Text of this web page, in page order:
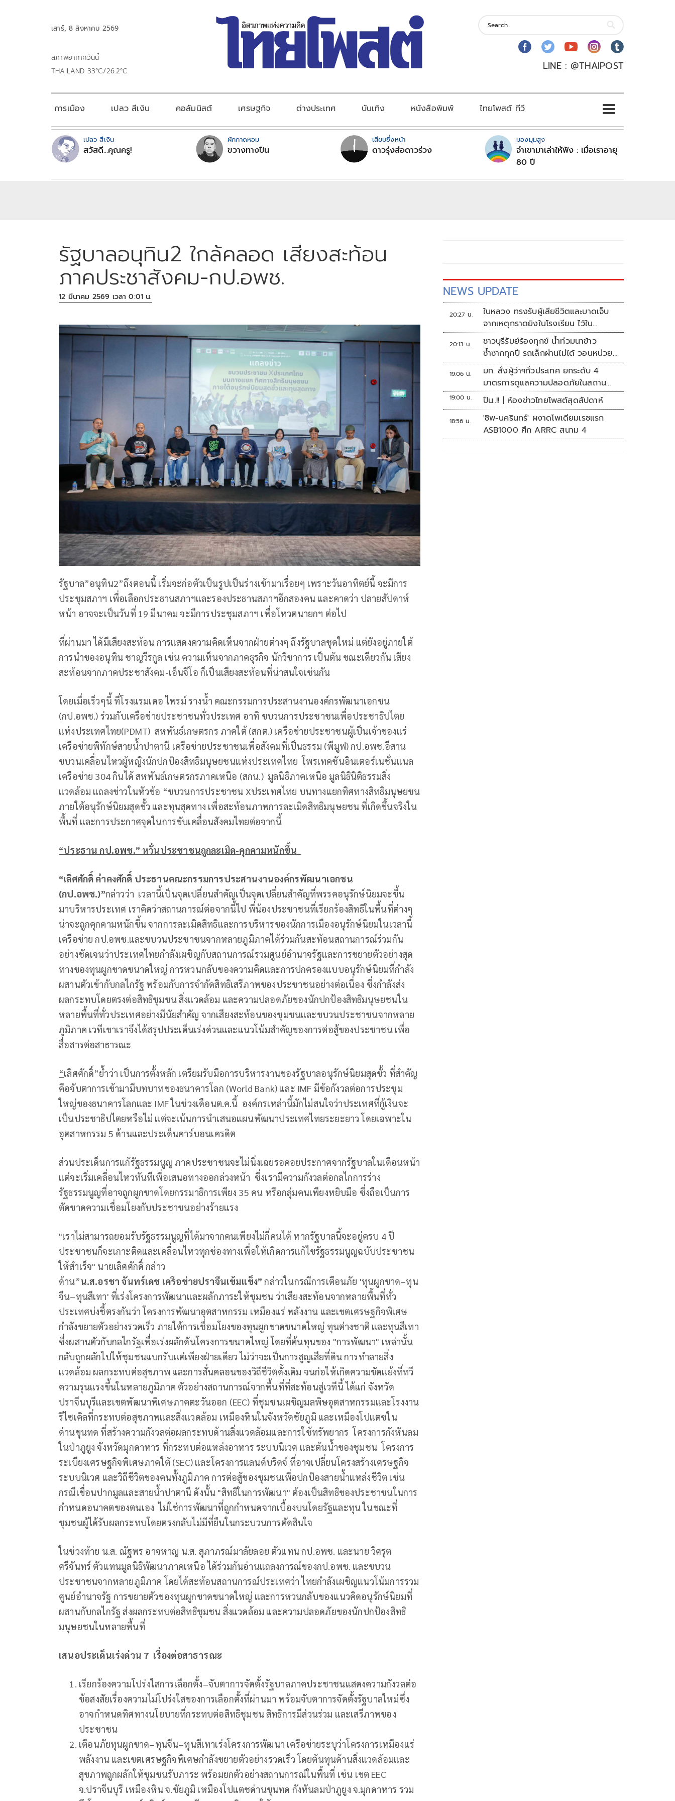
เสาร์, 8 สิงหาคม 2569
สภาพอากาศวันนี้
THAILAND 33°C/26.2°C
LINE : @THAIPOST
การเมือง เปลว สีเงิน คอลัมนิสต์ เศรษฐกิจ ต่างประเทศ บันเทิง หนังสือพิมพ์ ไทยโพสต์ ทีวี
เปลว สีเงิน
สวัสดี...คุณครู!
ผักกาดหอม
ขวางทางปืน
เสียบซึ่งหน้า
ดาวรุ่งส่อดาวร่วง
มองมุมสูง
จำเขามาเล่าให้ฟัง : เมื่อเราอายุ
80 ปี
รัฐบาลอนุทิน2 ใกล้คลอด เสียงสะท้อน
ภาคประชาสังคม-กป.อพช.
12 มีนาคม 2569 เวลา 0:01 น.
รัฐบาล”อนุทิน2”ถึงตอนนี้ เริ่มจะก่อตัวเป็นรูปเป็นร่างเข้ามาเรื่อยๆ เพราะวันอาทิตย์นี้ จะมีการ
ประชุมสภาฯ เพื่อเลือกประธานสภาฯและรองประธานสภาฯอีกสองคน และคาดว่า ปลายสัปดาห์
หน้า อาจจะเป็นวันที่ 19 มีนาคม จะมีการประชุมสภาฯ เพื่อโหวตนายกฯ ต่อไป
ที่ผ่านมา ได้มีเสียงสะท้อน การแสดงความคิดเห็นจากฝ่ายต่างๆ ถึงรัฐบาลชุดใหม่ แต่ยังอยู่ภายใต้
การนำของอนุทิน ชาญวีรกูล เช่น ความเห็นจากภาคธุรกิจ นักวิชาการ เป็นต้น ขณะเดียวกัน เสียง
สะท้อนจากภาคประชาสังคม-เอ็นจีโอ ก็เป็นเสียงสะท้อนที่น่าสนใจเช่นกัน
โดยเมื่อเร็วๆนี้ ที่โรงแรมเดอ ไพรม์ รางน้ำ คณะกรรมการประสานงานองค์กรพัฒนาเอกชน
(กป.อพช.) ร่วมกับเครือข่ายประชาชนทั่วประเทศ อาทิ ขบวนการประชาชนเพื่อประชาธิปไตย
แห่งประเทศไทย(PDMT) สหพันธ์เกษตรกร ภาคใต้ (สกต.) เครือข่ายประชาชนผู้เป็นเจ้าของแร่
เครือข่ายพิทักษ์สายน้ำปาตานี เครือข่ายประชาชนเพื่อสังคมที่เป็นธรรม (พีมูฟ) กป.อพช.อีสาน
ขบวนเคลื่อนไหวผู้หญิงนักปกป้องสิทธิมนุษยชนแห่งประเทศไทย โพรเทคชันอินเตอร์เนชั่นแนล
เครือข่าย 304 กินได้ สหพันธ์เกษตรกรภาคเหนือ (สกน.) มูลนิธิภาคเหนือ มูลนิธินิติธรรมสิ่ง
แวดล้อม แถลงข่าวในหัวข้อ “ขบวนการประชาชน Xประเทศไทย บนทางแยกทิศทางสิทธิมนุษยชน
ภายใต้อนุรักษ์นิยมสุดขั้ว และทุนสุดทาง เพื่อสะท้อนภาพการละเมิดสิทธิมนุษยชน ที่เกิดขึ้นจริงใน
พื้นที่ และการประกาศจุดในการขับเคลื่อนสังคมไทยต่อจากนี้
“ประธาน กป.อพช.” หวั่นประชาชนถูกละเมิด-คุกคามหนักขึ้น
“เลิศศักดิ์ คำคงศักดิ์ ประธานคณะกรรมการประสานงานองค์กรพัฒนาเอกชน
(กป.อพช.)”กล่าวว่า เวลานี้เป็นจุดเปลี่ยนสำคัญเป็นจุดเปลี่ยนสำคัญที่พรรคอนุรักษ์นิยมจะขึ้น
มาบริหารประเทศ เราคิดว่าสถานการณ์ต่อจากนี้ไป พี่น้องประชาชนที่เรียกร้องสิทธิในพื้นที่ต่างๆ
น่าจะถูกคุกคามหนักขึ้น จากการละเมิดสิทธิและการบริหารของนักการเมืองอนุรักษ์นิยมในเวลานี้
เครือข่าย กป.อพช.และขบวนประชาชนจากหลายภูมิภาคได้ร่วมกันสะท้อนสถานการณ์ร่วมกัน
อย่างชัดเจนว่าประเทศไทยกำลังเผชิญกับสถานการณ์รวมศูนย์อำนาจรัฐและการขยายตัวอย่างสุด
ทางของทุนผูกขาดขนาดใหญ่ การหวนกลับของความคิดและการปกครองแบบอนุรักษ์นิยมที่กำลัง
ผสานตัวเข้ากับกลไกรัฐ พร้อมกับการจำกัดสิทธิเสรีภาพของประชาชนอย่างต่อเนื่อง ซึ่งกำลังส่ง
ผลกระทบโดยตรงต่อสิทธิชุมชน สิ่งแวดล้อม และความปลอดภัยของนักปกป้องสิทธิมนุษยชนใน
หลายพื้นที่ทั่วประเทศอย่างมีนัยสำคัญ จากเสียงสะท้อนของชุมชนและขบวนประชาชนจากหลาย
ภูมิภาค เวทีเขาเราจึงได้สรุปประเด็นเร่งด่วนและแนวโน้มสำคัญของการต่อสู้ของประชาชน เพื่อ
สื่อสารต่อสาธารณะ
“เลิศศักดิ์”ย้ำว่า เป็นการตั้งหลัก เตรียมรับมือการบริหารงานของรัฐบาลอนุรักษ์นิยมสุดขั้ว ที่สำคัญ
คือจับตาการเข้ามามีบทบาทของธนาคารโลก (World Bank) และ IMF มีข้อกังวลต่อการประชุม
ใหญ่ของธนาคารโลกและ IMF ในช่วงเดือนต.ค.นี้ องค์กรเหล่านี้มักไม่สนใจว่าประเทศที่กู้เงินจะ
เป็นประชาธิปไตยหรือไม่ แต่จะเน้นการนำเสนอแผนพัฒนาประเทศไทยระยะยาว โดยเฉพาะใน
อุตสาหกรรม 5 ด้านและประเด็นคาร์บอนเครดิต
ส่วนประเด็นการแก้รัฐธรรมนูญ ภาคประชาชนจะไม่นิ่งเฉยรอคอยประกาศจากรัฐบาลในเดือนหน้า
แต่จะเริ่มเคลื่อนไหวทันทีเพื่อเสนอทางออกล่วงหน้า ซึ่งเรามีความกังวลต่อกลไกการร่าง
รัฐธรรมนูญที่อาจถูกผูกขาดโดยกรรมาธิการเพียง 35 คน หรือกลุ่มคนเพียงหยิบมือ ซึ่งถือเป็นการ
ตัดขาดความเชื่อมโยงกับประชาชนอย่างร้ายแรง
"เราไม่สามารถยอมรับรัฐธรรมนูญที่ได้มาจากคนเพียงไม่กี่คนได้ หากรัฐบาลนี้จะอยู่ครบ 4 ปี
ประชาชนก็จะเกาะติดและเคลื่อนไหวทุกช่องทางเพื่อให้เกิดการแก้ไขรัฐธรรมนูญฉบับประชาชน
ให้สำเร็จ" นายเลิศศักดิ์ กล่าว
ด้าน”น.ส.อรชา จันทร์เดช เครือข่ายปราจีนเข้มแข็ง” กล่าวในกรณีการเตือนภัย 'ทุนผูกขาด–ทุน
จีน–ทุนสีเทา' ที่เร่งโครงการพัฒนาและผลักภาระให้ชุมชน ว่าเสียงสะท้อนจากหลายพื้นที่ทั่ว
ประเทศบ่งชี้ตรงกันว่า โครงการพัฒนาอุตสาหกรรม เหมืองแร่ พลังงาน และเขตเศรษฐกิจพิเศษ
กำลังขยายตัวอย่างรวดเร็ว ภายใต้การเชื่อมโยงของทุนผูกขาดขนาดใหญ่ ทุนต่างชาติ และทุนสีเทา
ซึ่งผสานตัวกับกลไกรัฐเพื่อเร่งผลักดันโครงการขนาดใหญ่ โดยที่ต้นทุนของ "การพัฒนา" เหล่านั้น
กลับถูกผลักไปให้ชุมชนแบกรับแต่เพียงฝ่ายเดียว ไม่ว่าจะเป็นการสูญเสียที่ดิน การทำลายสิ่ง
แวดล้อม ผลกระทบต่อสุขภาพ และการสั่นคลอนของวิถีชีวิตดั้งเดิม จนก่อให้เกิดความขัดแย้งที่ทวี
ความรุนแรงขึ้นในหลายภูมิภาค ตัวอย่างสถานการณ์จากพื้นที่ที่สะท้อนสู่เวทีนี้ ได้แก่ จังหวัด
ปราจีนบุรีและเขตพัฒนาพิเศษภาคตะวันออก (EEC) ที่ชุมชนเผชิญมลพิษอุตสาหกรรมและโรงงาน
รีไซเคิลที่กระทบต่อสุขภาพและสิ่งแวดล้อม เหมืองหินในจังหวัดชัยภูมิ และเหมืองโปแตซใน
ด่านขุนทด ที่สร้างความกังวลต่อผลกระทบด้านสิ่งแวดล้อมและการใช้ทรัพยากร โครงการกังหันลม
ในป่าภูยูง จังหวัดมุกดาหาร ที่กระทบต่อแหล่งอาหาร ระบบนิเวศ และต้นน้ำของชุมชน โครงการ
ระเบียงเศรษฐกิจพิเศษภาคใต้ (SEC) และโครงการแลนด์บริดจ์ ที่อาจเปลี่ยนโครงสร้างเศรษฐกิจ
ระบบนิเวศ และวิถีชีวิตของคนทั้งภูมิภาค การต่อสู้ของชุมชนเพื่อปกป้องสายน้ำแหล่งชีวิต เช่น
กรณีเขื่อนปากมูลและสายน้ำปาตานี ดังนั้น "สิทธิในการพัฒนา" ต้องเป็นสิทธิของประชาชนในการ
กำหนดอนาคตของตนเอง ไม่ใช่การพัฒนาที่ถูกกำหนดจากเบื้องบนโดยรัฐและทุน ในขณะที่
ชุมชนผู้ได้รับผลกระทบโดยตรงกลับไม่มีที่ยืนในกระบวนการตัดสินใจ
ในช่วงท้าย น.ส. ณัฐพร อาจหาญ น.ส. สุภาภรณ์มาลัยลอย ตัวแทน กป.อพช. และนาย วิศรุต
ศรีจันทร์ ตัวแทนมูลนิธิพัฒนาภาคเหนือ ได้ร่วมก้นอ่านแถลงการณ์ของกป.อพช. และขบวน
ประชาชนจากหลายภูมิภาค โดยได้สะท้อนสถานการณ์ประเทศว่า ไทยกำลังเผชิญแนวโน้มการรวม
ศูนย์อำนาจรัฐ การขยายตัวของทุนผูกขาดขนาดใหญ่ และการหวนกลับของแนวคิดอนุรักษ์นิยมที่
ผสานกับกลไกรัฐ ส่งผลกระทบต่อสิทธิชุมชน สิ่งแวดล้อม และความปลอดภัยของนักปกป้องสิทธิ
มนุษยชนในหลายพื้นที่
เสนอประเด็นเร่งด่วน 7 เรื่องต่อสาธารณะ
เรียกร้องความโปร่งใสการเลือกตั้ง–จับตาการจัดตั้งรัฐบาลภาคประชาชนแสดงความกังวลต่อ
ข้อสงสัยเรื่องความไม่โปร่งใสของการเลือกตั้งที่ผ่านมา พร้อมจับตาการจัดตั้งรัฐบาลใหม่ซึ่ง
อาจกำหนดทิศทางนโยบายที่กระทบต่อสิทธิชุมชน สิทธิการมีส่วนร่วม และเสรีภาพของ
ประชาชน
เตือนภัยทุนผูกขาด–ทุนจีน–ทุนสีเทาเร่งโครงการพัฒนา เครือข่ายระบุว่าโครงการเหมืองแร่
พลังงาน และเขตเศรษฐกิจพิเศษกำลังขยายตัวอย่างรวดเร็ว โดยต้นทุนด้านสิ่งแวดล้อมและ
สุขภาพถูกผลักให้ชุมชนรับภาระ พร้อมยกตัวอย่างสถานการณ์ในพื้นที่ เช่น เขต EEC
จ.ปราจีนบุรี เหมืองหิน จ.ชัยภูมิ เหมืองโปแตชด่านขุนทด กังหันลมป่าภูยูง จ.มุกดาหาร รวม
NEWS UPDATE
20:27 น.
ในหลวง ทรงรับผู้เสียชีวิตและบาดเจ็บ
จากเหตุกราดยิงในโรงเรียน ไว้ใน
พระบรมราชานุเคราะห์
20:13 น.
ชาวบุรีรัมย์ร้องทุกข์ น้ำท่วมนาข้าว
ซ้ำซากทุกปี รถเล็กผ่านไม่ได้ วอนหน่วย
งานเร่งแก้ไข
19:06 น.
มท. สั่งผู้ว่าฯทั่วประเทศ ยกระดับ 4
มาตรการดูแลความปลอดภัยในสถาน
ศึกษา
19:00 น. ปืน..!! | ห้องข่าวไทยโพสต์สุดสัปดาห์
18:56 น.
'ชิพ-นครินทร์' ผงาดโพเดียมเรซแรก
ASB1000 ศึก ARRC สนาม 4